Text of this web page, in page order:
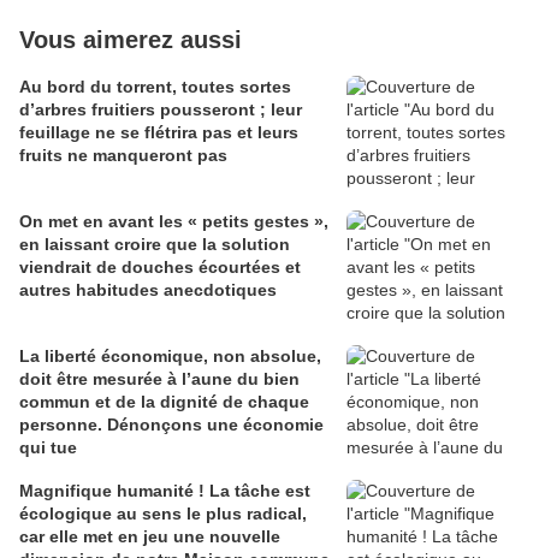
Vous aimerez aussi
Au bord du torrent, toutes sortes
d’arbres fruitiers pousseront ; leur
feuillage ne se flétrira pas et leurs
fruits ne manqueront pas
On met en avant les « petits gestes »,
en laissant croire que la solution
viendrait de douches écourtées et
autres habitudes anecdotiques
La liberté économique, non absolue,
doit être mesurée à l’aune du bien
commun et de la dignité de chaque
personne. Dénonçons une économie
qui tue
Magnifique humanité ! La tâche est
écologique au sens le plus radical,
car elle met en jeu une nouvelle